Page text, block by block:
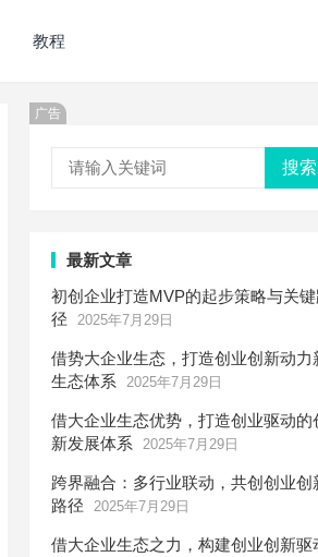
教程
广告
搜索
最新文章
初创企业打造MVP的起步策略与关键
径
2025年7月29日
借势大企业生态，打造创业创新动力
生态体系
2025年7月29日
借大企业生态优势，打造创业驱动的
新发展体系
2025年7月29日
跨界融合：多行业联动，共创创业创
路径
2025年7月29日
借大企业生态之力，构建创业创新驱